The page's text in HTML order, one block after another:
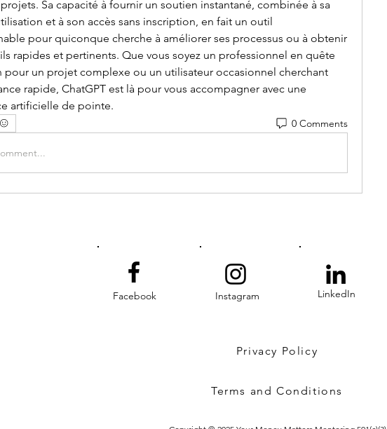
Sa capacité à fournir un soutien instantané, combinée à sa
et à son accès sans inscription, en fait un outil
pour quiconque cherche à améliorer ses processus ou à obtenir
rapides et pertinents. Que vous soyez un professionnel en quête
pour un projet complexe ou un utilisateur occasionnel cherchant
rapide, ChatGPT est là pour vous accompagner avec une
artificielle de pointe.
0 Comments
Facebook Instagram LinkedIn
Privacy Policy
Terms and Conditions